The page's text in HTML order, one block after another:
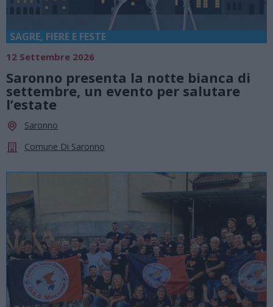
SAGRE, FIERE E FESTE
12 Settembre 2026
Saronno presenta la notte bianca di
settembre, un evento per salutare
l’estate
Saronno
Comune Di Saronno